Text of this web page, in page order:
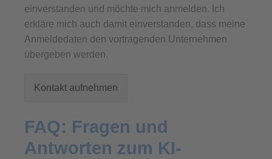
einverstanden und möchte mich anmelden. Ich
erkläre mich auch damit einverstanden, dass meine
Anmeldedaten den vortragenden Unternehmen
übergeben werden.
Kontakt aufnehmen
FAQ: Fragen und
Antworten zum KI-